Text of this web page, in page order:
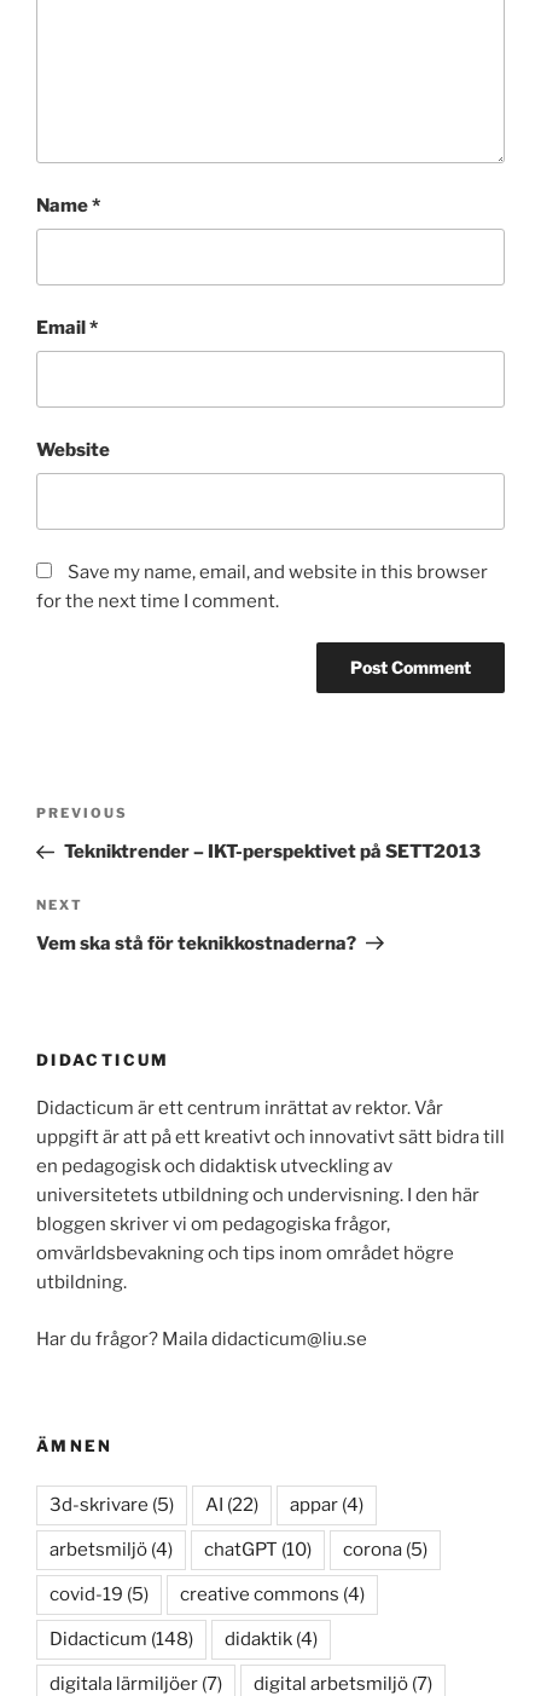
Name*
Email*
Website
Save my name, email, and website in this browser
for the next time I comment.
Previous
Post
PREVIOUS
Tekniktrender – IKT-perspektivet på SETT2013
Next
Post
NEXT
Vem ska stå för teknikkostnaderna?
DIDACTICUM
Didacticum är ett centrum inrättat av rektor. Vår
uppgift är att på ett kreativt och innovativt sätt bidra till
en pedagogisk och didaktisk utveckling av
universitetets utbildning och undervisning. I den här
bloggen skriver vi om pedagogiska frågor,
omvärldsbevakning och tips inom området högre
utbildning.
Har du frågor? Maila didacticum@liu.se
ÄMNEN
3d-skrivare (5) AI (22) appar (4)
arbetsmiljö (4) chatGPT (10) corona (5)
covid-19 (5) creative commons (4)
Didacticum (148) didaktik (4)
digitala lärmiljöer (7) digital arbetsmiljö (7)